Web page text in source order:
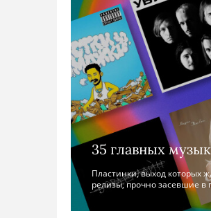
35 главных
Пластинки, выход которых
релизы, прочно засевшие в